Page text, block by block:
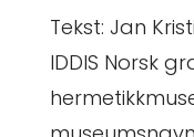
Tekst: Jan
IDDIS Norsk